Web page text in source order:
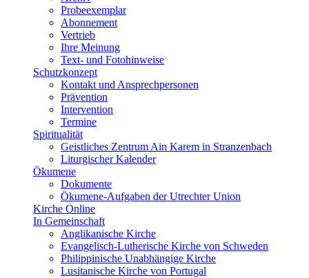
Probeexemplar
Abonnement
Vertrieb
Ihre Meinung
Text- und Fotohinweise
Schutzkonzept
Kontakt und Ansprechpersonen
Prävention
Intervention
Termine
Spiritualität
Geistliches Zentrum Ain Karem in Stranzenbach
Liturgischer Kalender
Ökumene
Dokumente
Ökumene-Aufgaben der Utrechter Union
Kirche Online
In Gemeinschaft
Anglikanische Kirche
Evangelisch-Lutherische Kirche von Schweden
Philippinische Unabhängige Kirche
Lusitanische Kirche von Portugal